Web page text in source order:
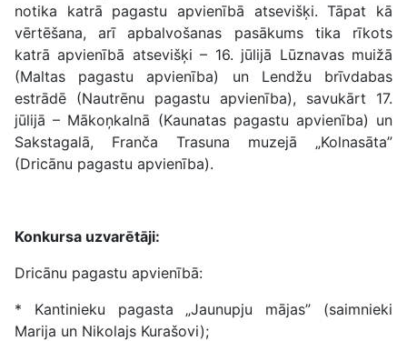
notika katrā pagastu apvienībā atsevišķi. Tāpat kā
vērtēšana, arī apbalvošanas pasākums tika rīkots
katrā apvienībā atsevišķi – 16. jūlijā Lūznavas muižā
(Maltas pagastu apvienība) un Lendžu brīvdabas
estrādē (Nautrēnu pagastu apvienība), savukārt 17.
jūlijā – Mākoņkalnā (Kaunatas pagastu apvienība) un
Sakstagalā, Franča Trasuna muzejā „Kolnasāta”
(Dricānu pagastu apvienība).
Konkursa uzvarētāji:
Dricānu pagastu apvienībā:
* Kantinieku pagasta „Jaunupju mājas” (saimnieki
Marija un Nikolajs Kurašovi);